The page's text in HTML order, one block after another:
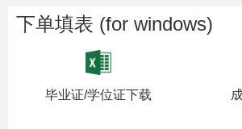
下单填表 (for windows)
毕业证/学位证下载